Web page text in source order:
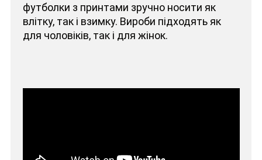
футболки з принтами зручно носити як
влітку, так і взимку. Вироби підходять як
для чоловіків, так і для жінок.